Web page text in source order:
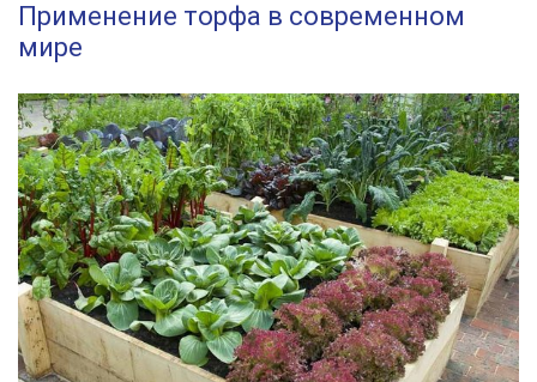
Применение торфа в современном
мире